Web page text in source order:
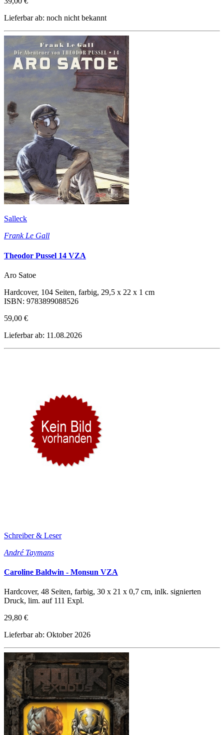
Lieferbar ab: noch nicht bekannt
Salleck
Frank Le Gall
Theodor Pussel 14 VZA
Aro Satoe
Hardcover, 104 Seiten, farbig, 29,5 x 22 x 1 cm
ISBN: 9783899088526
59,00 €
Lieferbar ab: 11.08.2026
Schreiber & Leser
André Taymans
Caroline Baldwin - Monsun VZA
Hardcover, 48 Seiten, farbig, 30 x 21 x 0,7 cm, inlk. signierten
Druck, lim. auf 111 Expl.
29,80 €
Lieferbar ab: Oktober 2026